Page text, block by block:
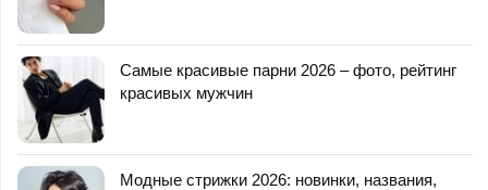
Самые красивые парни 2026 – фото, рейтинг
красивых мужчин
Модные стрижки 2026: новинки, названия,